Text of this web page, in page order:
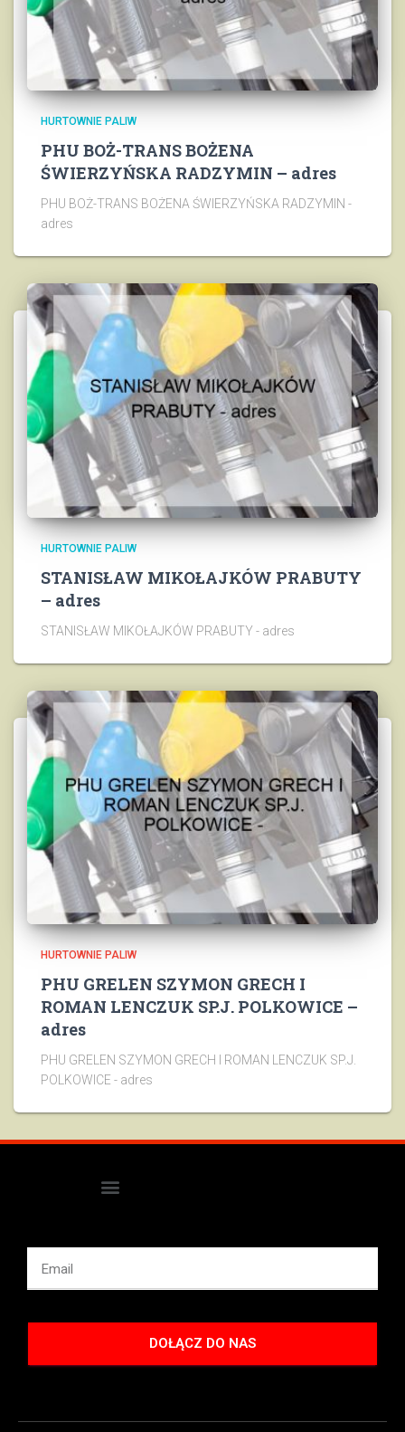
HURTOWNIE PALIW
PHU BOŻ-TRANS BOŻENA
ŚWIERZYŃSKA RADZYMIN – adres
PHU BOŻ-TRANS BOŻENA ŚWIERZYŃSKA RADZYMIN -
adres
HURTOWNIE PALIW
STANISŁAW MIKOŁAJKÓW PRABUTY
– adres
STANISŁAW MIKOŁAJKÓW PRABUTY - adres
HURTOWNIE PALIW
PHU GRELEN SZYMON GRECH I
ROMAN LENCZUK SP.J. POLKOWICE –
adres
PHU GRELEN SZYMON GRECH I ROMAN LENCZUK SP.J.
POLKOWICE - adres
DOŁĄCZ DO NAS